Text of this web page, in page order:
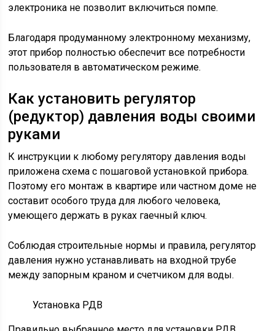
электроника не позволит включиться помпе.
Благодаря продуманному электронному механизму,
этот прибор полностью обеспечит все потребности
пользователя в автоматическом режиме.
Как установить регулятор
(редуктор) давления воды своими
руками
К инструкции к любому регулятору давления воды
приложена схема с пошаговой установкой прибора.
Поэтому его монтаж в квартире или частном доме не
составит особого труда для любого человека,
умеющего держать в руках гаечный ключ.
Соблюдая строительные нормы и правила, регулятор
давления нужно устанавливать на входной трубе
между запорным краном и счетчиком для воды.
Установка РДВ